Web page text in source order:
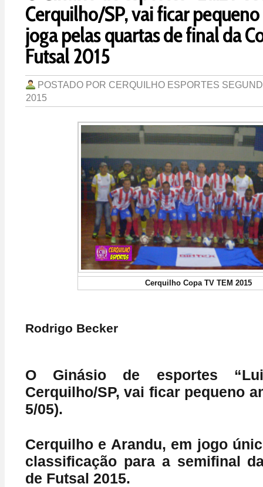
Cerquilho/SP, vai ficar
joga pelas quartas de final da
Futsal 2015
POSTADO POR CERQUILHO ESPORTES
2015
Cerquilho Copa TV TEM 2015
Rodrigo Becker
O Ginásio de esportes
Cerquilho/SP, vai ficar pequeno
5/05).
Cerquilho e Arandu, em jogo
classificação para a semifinal
de Futsal 2015.